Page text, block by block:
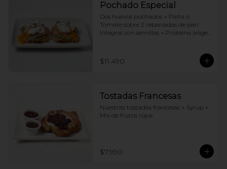
Pochado Especial
Dos huevos pochados + Palta o
Tomate sobre 2 rebanadas de pan
Integral con semillas + Proteina (elige
$11.490
Tostadas Francesas
Nuestras tostadas francesas + Syrup +
Mix de frutos rojos
$7.990